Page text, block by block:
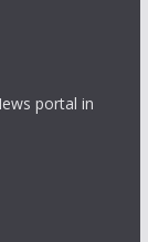
portal in